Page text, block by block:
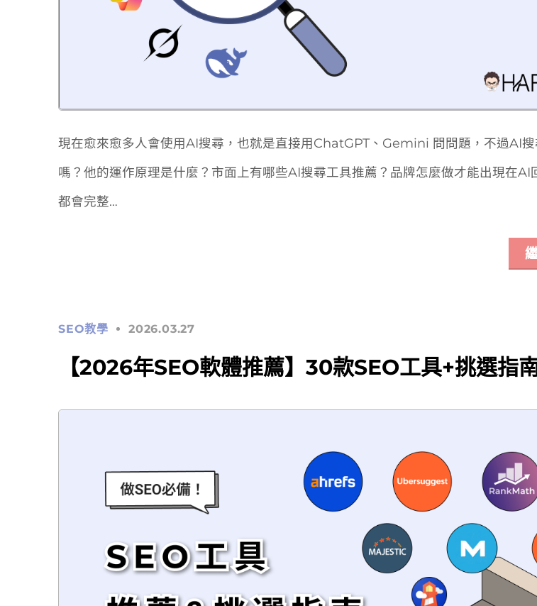
現在愈來愈多人會使用AI搜尋，也就是直接用ChatGPT、Gemini 問問題，不過AI搜
嗎？他的運作原理是什麼？市面上有哪些AI搜尋工具推薦？品牌怎麼做才能出現在AI
都會完整…
SEO教學 2026.03.27
【2026年SEO軟體推薦】30款SEO工具+挑選指